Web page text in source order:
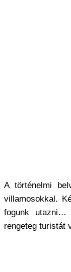
A történelmi
villamosokkal.
fogunk utazni…
rengeteg turistát